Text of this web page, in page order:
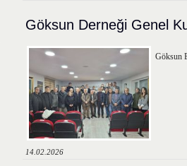
Göksun Derneği Genel
Göksun
14.02.2026